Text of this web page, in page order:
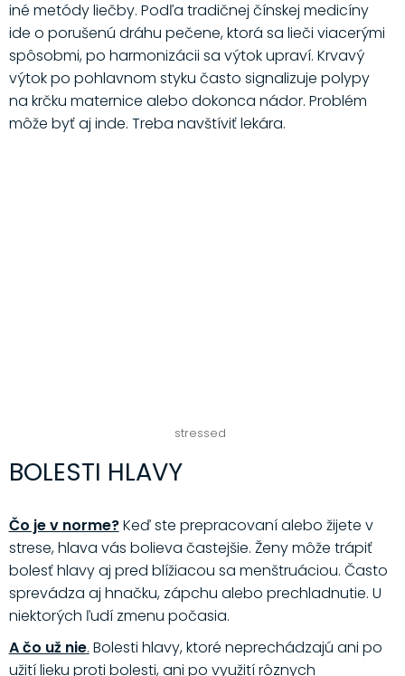
iné metódy liečby. Podľa tradičnej čínskej medicíny
ide o porušenú dráhu pečene, ktorá sa lieči viacerými
spôsobmi, po harmonizácii sa výtok upraví. Krvavý
výtok po pohlavnom styku často signalizuje polypy
na krčku maternice alebo dokonca nádor. Problém
môže byť aj inde. Treba navštíviť lekára.
stressed
BOLESTI HLAVY
Čo je v norme?Keď ste prepracovaní alebo žijete v
strese, hlava vás bolieva častejšie. Ženy môže trápiť
bolesť hlavy aj pred blížiacou sa menštruáciou. Často
sprevádza aj hnačku, zápchu alebo prechladnutie. U
niektorých ľudí zmenu počasia.
A čo už nie. Bolesti hlavy, ktoré neprechádzajú ani po
užití lieku proti bolesti, ani po využití rôznych